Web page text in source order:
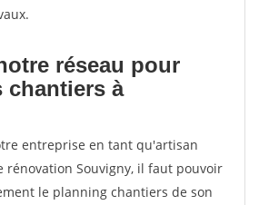
réseau pour
chantiers à
entreprise en tant qu'artisan
rénovation Souvigny, il faut pouvoir
le planning chantiers de son